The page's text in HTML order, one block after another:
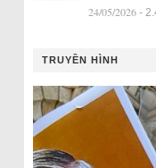
24/05/2026 -
TRUYỀN HÌNH